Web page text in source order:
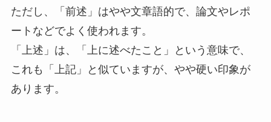
ただし、「前述」はやや文章語的で、論文やレポ
ートなどでよく使われます。
「上述」は、「上に述べたこと」という意味で、
これも「上記」と似ていますが、やや硬い印象が
あります。